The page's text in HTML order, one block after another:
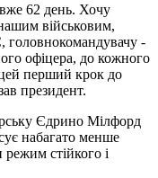
62 день. Хочу
військовим,
-
офіцера, до кожного
перший крок до
президент.
Єдрино Мілфорд
набагато менше
стійкого і